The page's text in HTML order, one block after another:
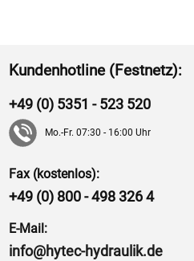
Kundenhotline (Festnetz):
+49 (0) 5351 - 523 520
Mo.-Fr. 07:30 - 16:00 Uhr
Fax (kostenlos):
+49 (0) 800 - 498 326 4
E-Mail:
info@hytec-hydraulik.de